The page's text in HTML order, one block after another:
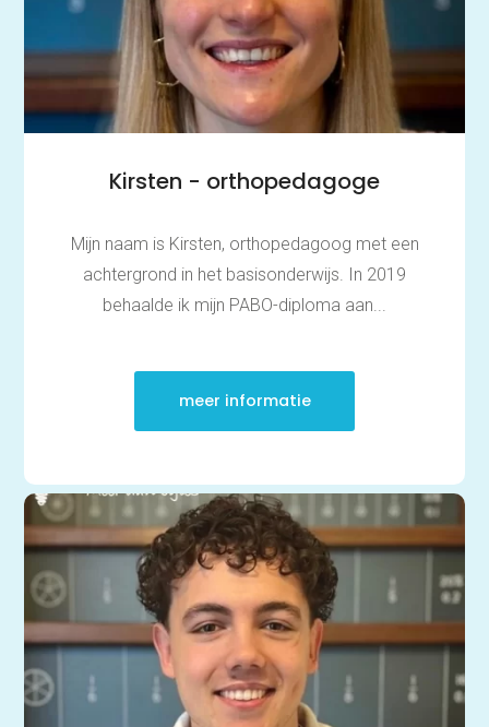
Scholen en
zorginstellingen
Download de App
Tarieven
Vacatures
Kirsten - orthopedagoge
Mijn naam is Kirsten, orthopedagoog met een
achtergrond in het basisonderwijs. In 2019
behaalde ik mijn PABO-diploma aan...
meer informatie